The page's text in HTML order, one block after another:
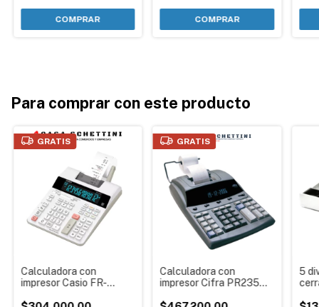
COMPRAR
Para comprar con este producto
GRATIS
Calculadora con
impresor Casio FR-
GRATIS
Calculadora con
impresor Cifra PR235
5